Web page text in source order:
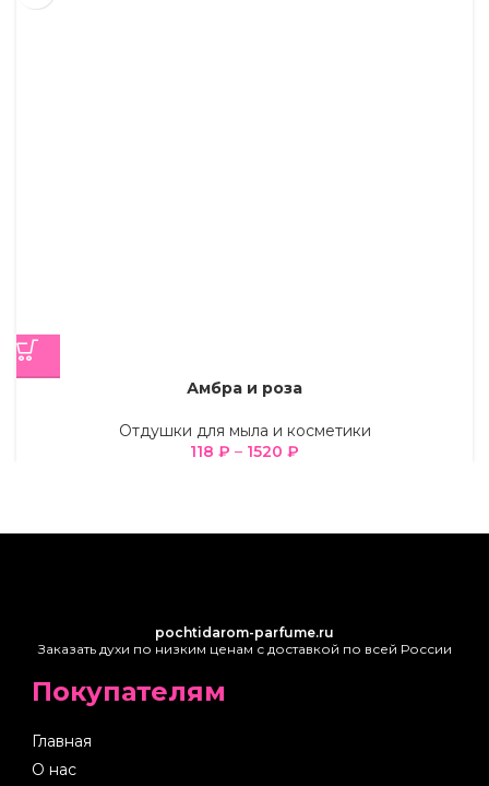
Амбра и роза
Отдушки для мыла и косметики
118 ₽ – 1520 ₽
pochtidarom-parfume.ru
Заказать духи по низким ценам с доставкой по всей России
Покупателям
Главная
О нас